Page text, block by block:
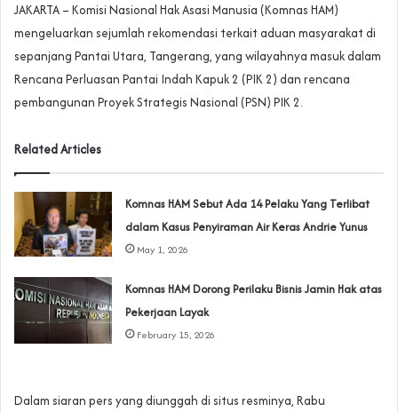
JAKARTA – Komisi Nasional Hak Asasi Manusia (Komnas HAM)
mengeluarkan sejumlah rekomendasi terkait aduan masyarakat di
sepanjang Pantai Utara, Tangerang, yang wilayahnya masuk dalam
Rencana Perluasan Pantai Indah Kapuk 2 (PIK 2) dan rencana
pembangunan Proyek Strategis Nasional (PSN) PIK 2.
Related Articles
Komnas HAM Sebut Ada 14 Pelaku Yang Terlibat
dalam Kasus Penyiraman Air Keras Andrie Yunus
May 1, 2026
Komnas HAM Dorong Perilaku Bisnis Jamin Hak atas
Pekerjaan Layak
February 15, 2026
Dalam siaran pers yang diunggah di situs resminya, Rabu